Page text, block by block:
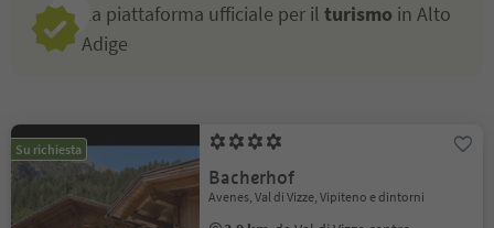
La piattaforma ufficiale per il turismo in Alto
Adige
Su richiesta
Bacherhof
Avenes, Val di Vizze, Vipiteno e dintorni